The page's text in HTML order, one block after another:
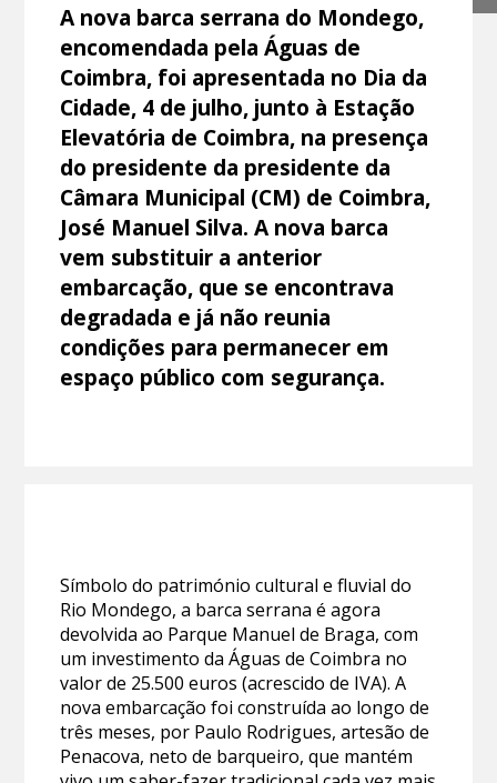
A nova barca serrana do Mondego,
encomendada pela Águas de
Coimbra, foi apresentada no Dia da
Cidade, 4 de julho, junto à Estação
Elevatória de Coimbra, na presença
do presidente da presidente da
Câmara Municipal (CM) de Coimbra,
José Manuel Silva. A nova barca
vem substituir a anterior
embarcação, que se encontrava
degradada e já não reunia
condições para permanecer em
espaço público com segurança.
Símbolo do património cultural e fluvial do
Rio Mondego, a barca serrana é agora
devolvida ao Parque Manuel de Braga, com
um investimento da Águas de Coimbra no
valor de 25.500 euros (acrescido de IVA). A
nova embarcação foi construída ao longo de
três meses, por Paulo Rodrigues, artesão de
Penacova, neto de barqueiro, que mantém